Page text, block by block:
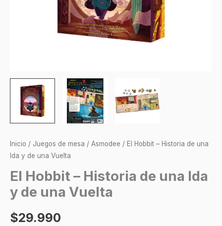
Inicio / Juegos de mesa / Asmodee / El Hobbit – Historia de una
Ida y de una Vuelta
El Hobbit – Historia de una Ida
y de una Vuelta
$29.990